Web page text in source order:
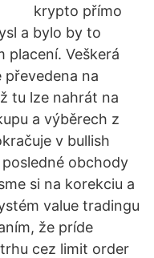
krypto přímo
a bylo by to
placení. Veškerá
na
tu lze nahrát na
a výběrech z
v bullish
obchody
si na korekciu a
value tradingu
že príde
cez limit order